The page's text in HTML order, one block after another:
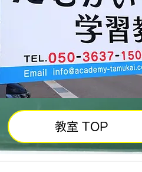
教室 TOP